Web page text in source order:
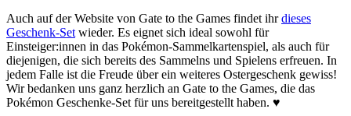
Auch auf der Website von Gate to the Games findet ihrdieses
Geschenk-Set wieder. Es eignet sich ideal sowohl für
Einsteiger:innen in das Pokémon-Sammelkartenspiel, als auch für
diejenigen, die sich bereits des Sammelns und Spielens erfreuen. In
jedem Falle ist die Freude über ein weiteres Ostergeschenk gewiss!
Wir bedanken uns ganz herzlich an Gate to the Games, die das
Pokémon Geschenke-Set für uns bereitgestellt haben. ♥